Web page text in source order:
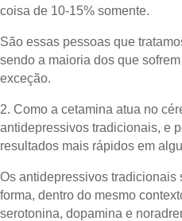
coisa de 10-15% somente.
São essas pessoas que
sendo a maioria dos que
exceção.
2.⁠ ⁠Como a cetamina atua no
antidepressivos tradicionais, e
resultados mais rápidos em
Os antidepressivos tradicionais
forma, dentro do mesmo
serotonina, dopamina e